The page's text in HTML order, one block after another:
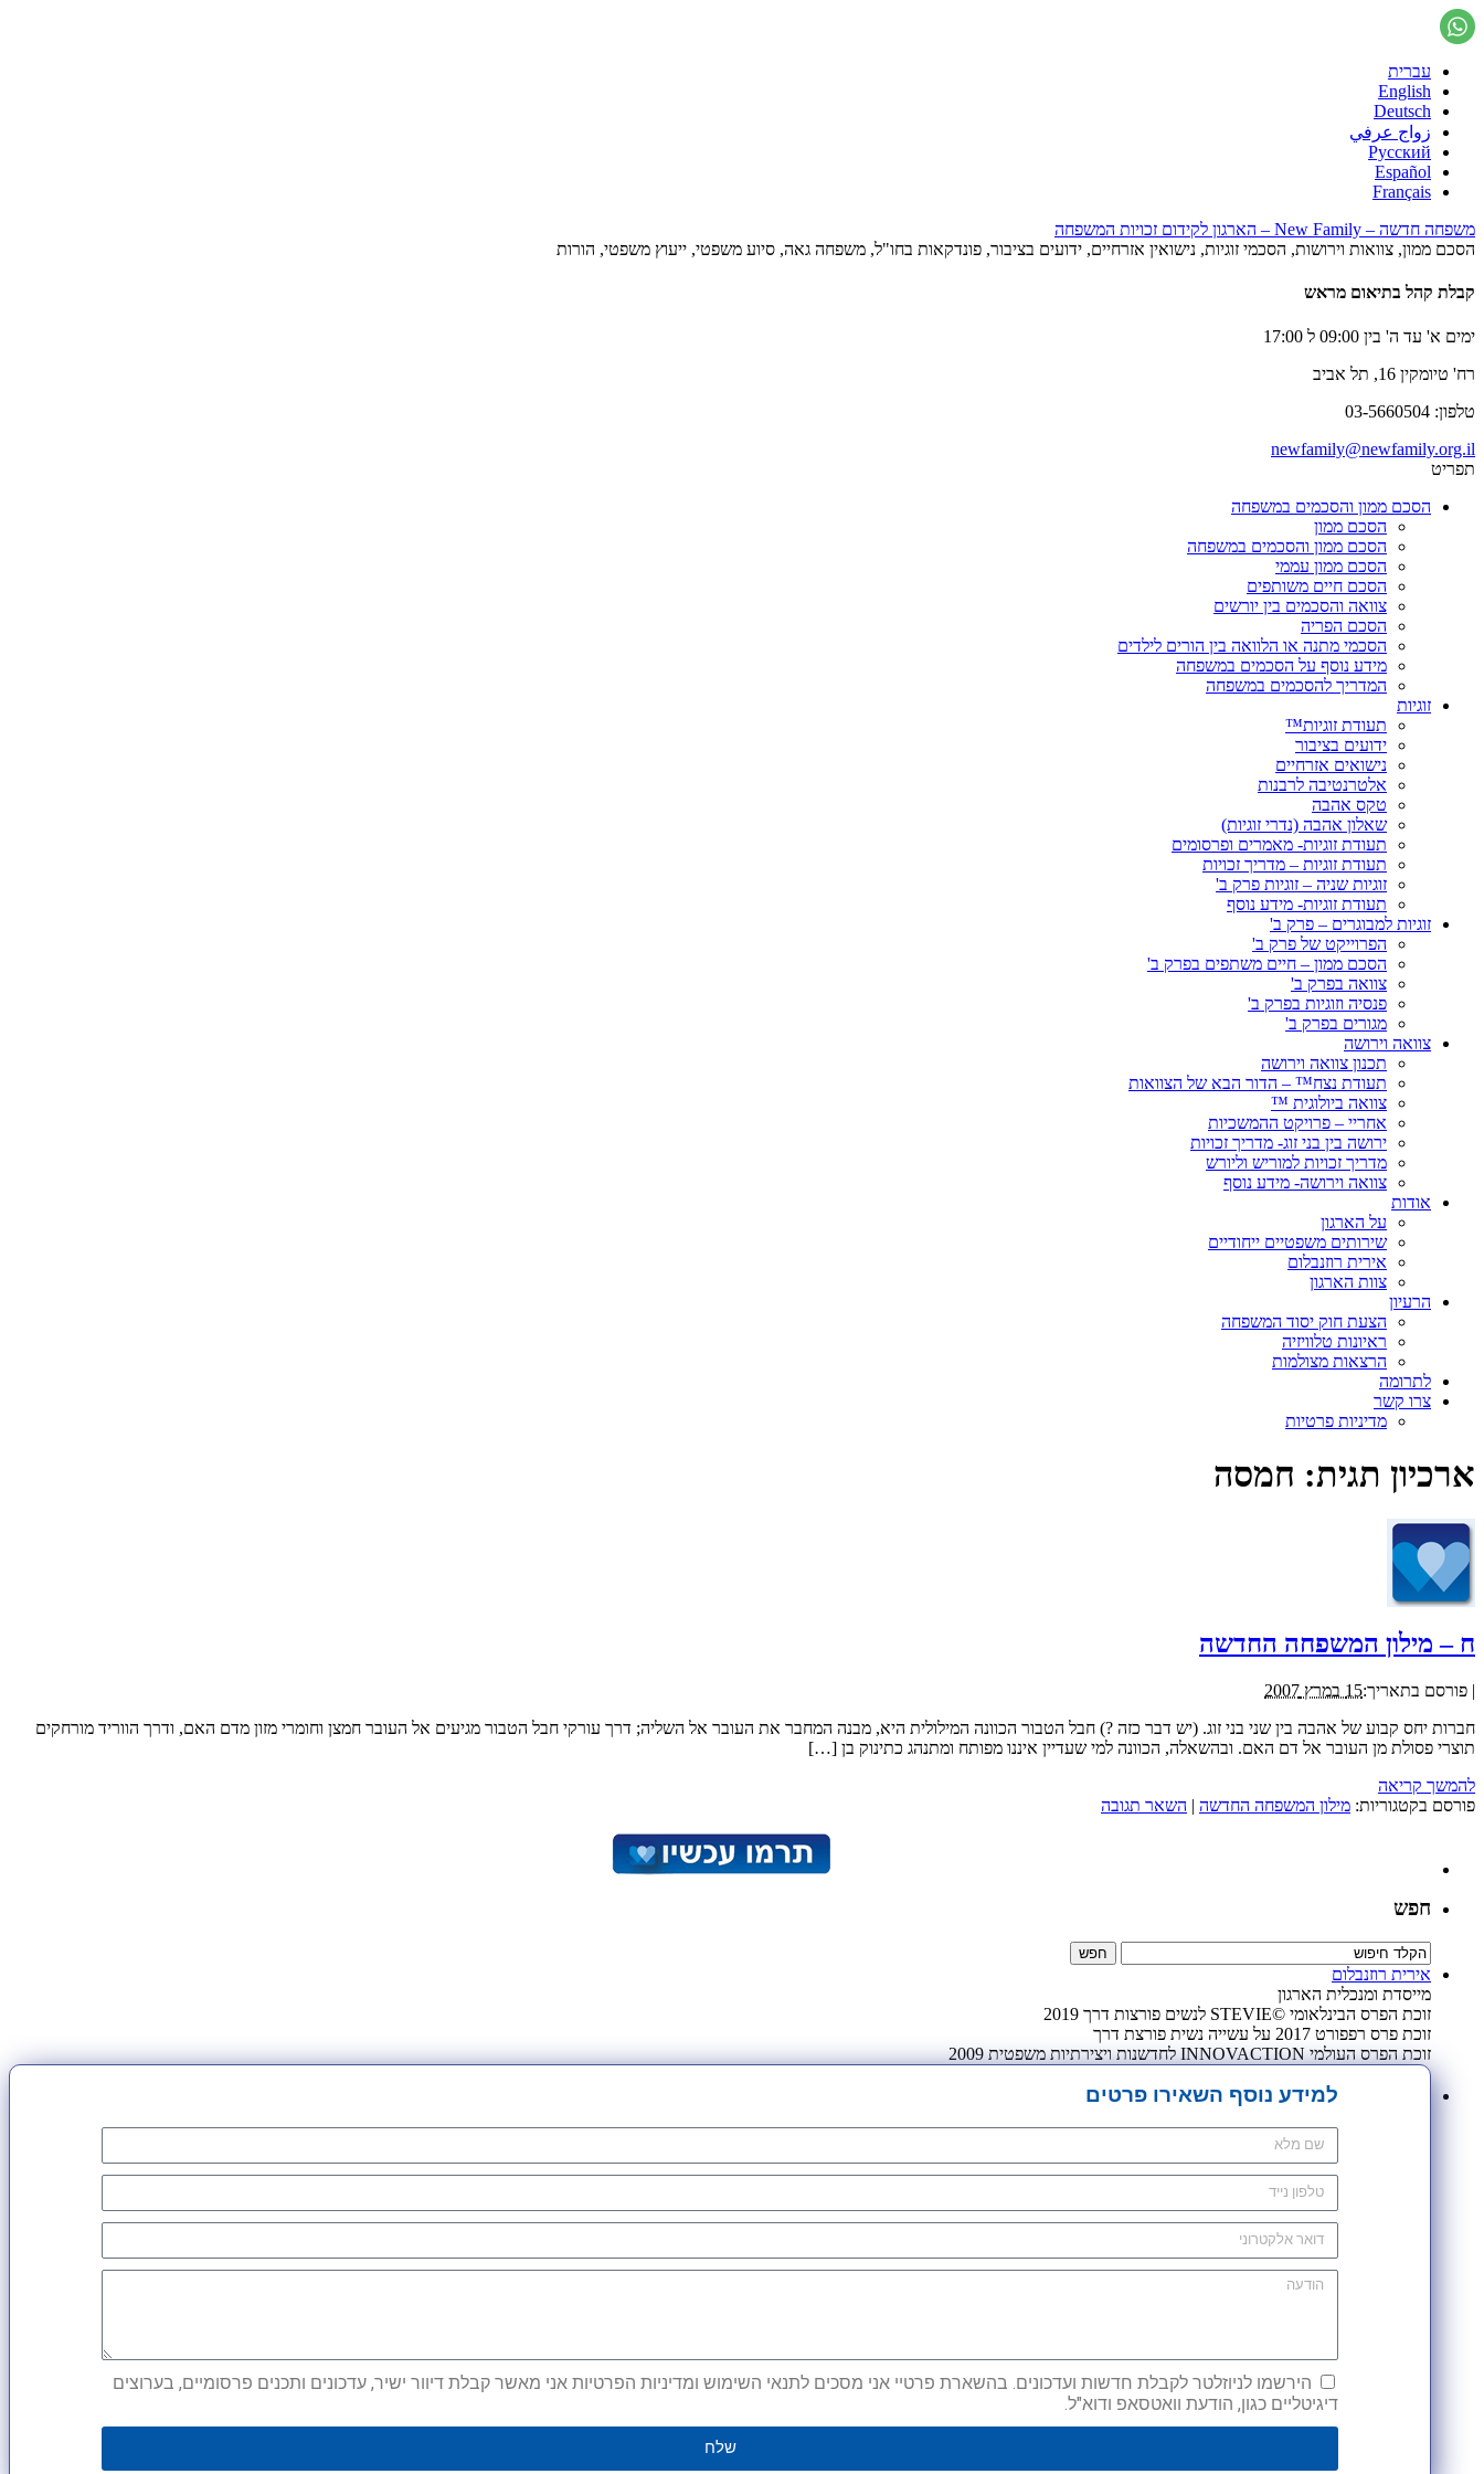
עברית
English
Deutsch
زواج عرفي
Русский
Español
Français
משפחה חדשה – New Family – הארגון לקידום זכויות המשפחה
הסכם ממון, צוואות וירושות, הסכמי זוגיות, נישואין אזרחיים, ידועים בציבור, פונדקאות בחו"ל, משפחה גאה, סיוע משפטי, ייעוץ משפטי, הורות
קבלת קהל בתיאום מראש
ימים א' עד ה' בין 09:00 ל 17:00
רח' טיומקין 16, תל אביב
טלפון: 03-5660504
newfamily@newfamily.org.il
תפריט
הסכם ממון והסכמים במשפחה
הסכם ממון
הסכם ממון והסכמים במשפחה
הסכם ממון עממי
הסכם חיים משותפים
צוואה והסכמים בין יורשים
הסכם הפריה
הסכמי מתנה או הלוואה בין הורים לילדים
מידע נוסף על הסכמים במשפחה
המדריך להסכמים במשפחה
זוגיות
תעודת זוגיות™
ידועים בציבור
נישואים אזרחיים
אלטרנטיבה לרבנות
טקס אהבה
שאלון אהבה (נדרי זוגיות)
תעודת זוגיות- מאמרים ופרסומים
תעודת זוגיות – מדריך זכויות
זוגיות שניה – זוגיות פרק ב'
תעודת זוגיות- מידע נוסף
זוגיות למבוגרים – פרק ב'
הפרוייקט של פרק ב'
הסכם ממון – חיים משתפים בפרק ב'
צוואה בפרק ב'
פנסיה וזוגיות בפרק ב'
מגורים בפרק ב'
צוואה וירושה
תכנון צוואה וירושה
תעודת נצח™ – הדור הבא של הצוואות
צוואה ביולוגית ™
אחריי – פרויקט ההמשכיות
ירושה בין בני זוג- מדריך זכויות
מדריך זכויות למוריש וליורש
צוואה וירושה- מידע נוסף
אודות
על הארגון
שירותים משפטיים ייחודיים
אירית רוזנבלום
צוות הארגון
הרעיון
הצעת חוק יסוד המשפחה
ראיונות טלוויזיה
הרצאות מצולמות
לתרומה
צרו קשר
מדיניות פרטיות
ארכיון תגית: חמסה
ח – מילון המשפחה החדשה
| פורסם בתאריך:15 במרץ 2007
חברות יחס קבוע של אהבה בין שני בני זוג. (יש דבר כזה ?) חבל הטבור הכוונה המילולית היא, מבנה המחבר את העובר אל השליה; דרך עורקי חבל הטבור מגיעים אל העובר חמצן וחומרי מזון מדם האם, ודרך הווריד מורחקים
תוצרי פסולת מן העובר אל דם האם. ובהשאלה, הכוונה למי שעדיין איננו מפותח ומתנהג כתינוק בן […]
להמשך קריאה
פורסם בקטגוריות: מילון המשפחה החדשה | השאר תגובה
חפש
אירית רוזנבלום
מייסדת ומנכלית הארגון
זוכת הפרס הבינלאומי ©STEVIE לנשים פורצות דרך 2019
זוכת פרס רפפורט 2017 על עשייה נשית פורצת דרך
זוכת הפרס העולמי INNOVACTION לחדשנות ויצירתיות משפטית 2009
למידע נוסף השאירו פרטים
הירשמו לניוזלטר לקבלת חדשות ועדכונים. בהשארת פרטיי אני מסכים לתנאי השימוש ומדיניות הפרטיות אני מאשר קבלת דיוור ישיר, עדכונים ותכנים פרסומיים, בערוצים
דיגיטליים כגון, הודעת וואטסאפ ודוא"ל.
שלח